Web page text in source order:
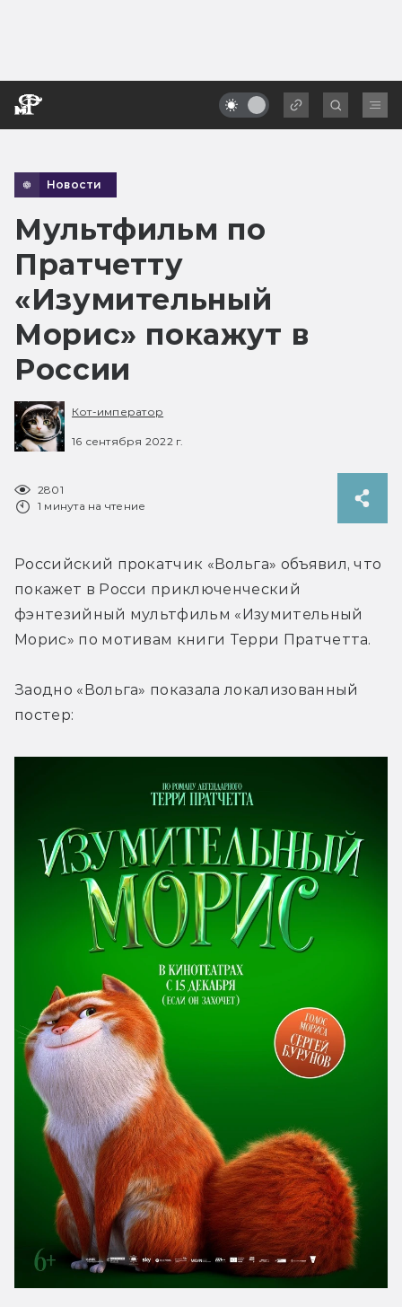
Новости
Мультфильм по
Пратчетту
«Изумительный
Морис» покажут в
России
Кот-император
16 сентября 2022 г.
2801
1 минута на чтение
Российский прокатчик «Вольга» объявил, что
покажет в Росси приключенческий
фэнтезийный мультфильм «Изумительный
Морис» по мотивам книги Терри Пратчетта.
Заодно «Вольга» показала локализованный
постер: